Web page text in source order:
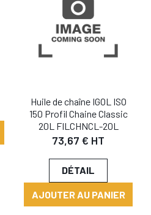
Huile de chaîne IGOL ISO
150 Profil Chaine Classic
20L FILCHNCL-20L
73,67 € HT
DÉTAIL
AJOUTER AU PANIER